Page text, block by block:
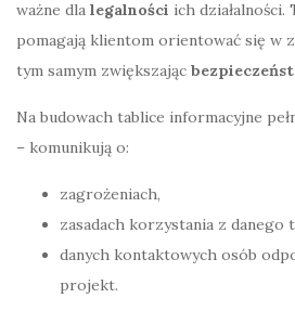
ważne dla legalności ich działalności.
pomagają klientom orientować się w
tym samym zwiększając
Na budowach tablice informacyjne
– komunikują o:
zagrożeniach,
zasadach korzystania z danego
danych kontaktowych osób
projekt.